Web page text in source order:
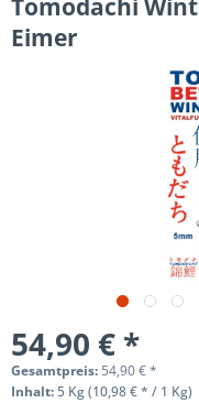
Tomodachi
Eimer
54,90 € *
Gesamtpreis: 54,90€*
Inhalt:5 Kg (10,98 € * / 1 Kg)